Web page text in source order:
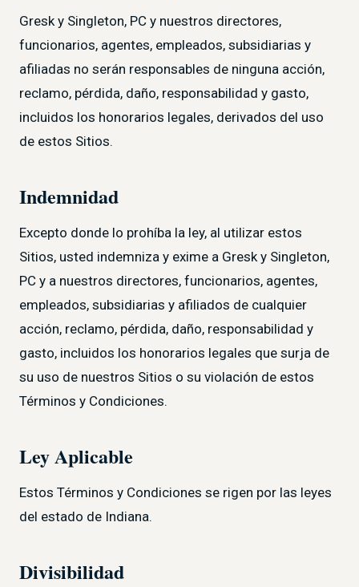
Gresk y Singleton, PC y nuestros directores,
funcionarios, agentes, empleados, subsidiarias y
afiliadas no serán responsables de ninguna acción,
reclamo, pérdida, daño, responsabilidad y gasto,
incluidos los honorarios legales, derivados del uso
de estos Sitios.
Indemnidad
Excepto donde lo prohíba la ley, al utilizar estos
Sitios, usted indemniza y exime a Gresk y Singleton,
PC y a nuestros directores, funcionarios, agentes,
empleados, subsidiarias y afiliados de cualquier
acción, reclamo, pérdida, daño, responsabilidad y
gasto, incluidos los honorarios legales que surja de
su uso de nuestros Sitios o su violación de estos
Términos y Condiciones.
Ley Aplicable
Estos Términos y Condiciones se rigen por las leyes
del estado de Indiana.
Divisibilidad